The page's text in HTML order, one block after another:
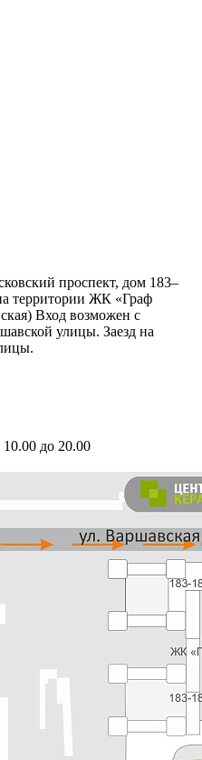
проспект, дом 183–
территории ЖК «Граф
Вход возможен с
улицы. Заезд на
до 20.00